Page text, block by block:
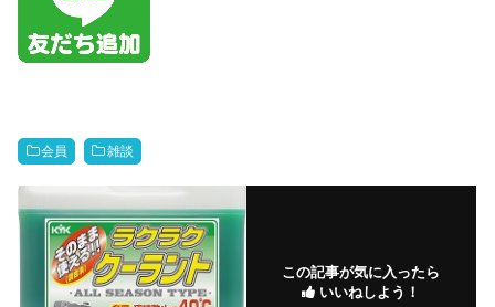
会員 雑談
この記事が気に入ったら
いいねしよう！